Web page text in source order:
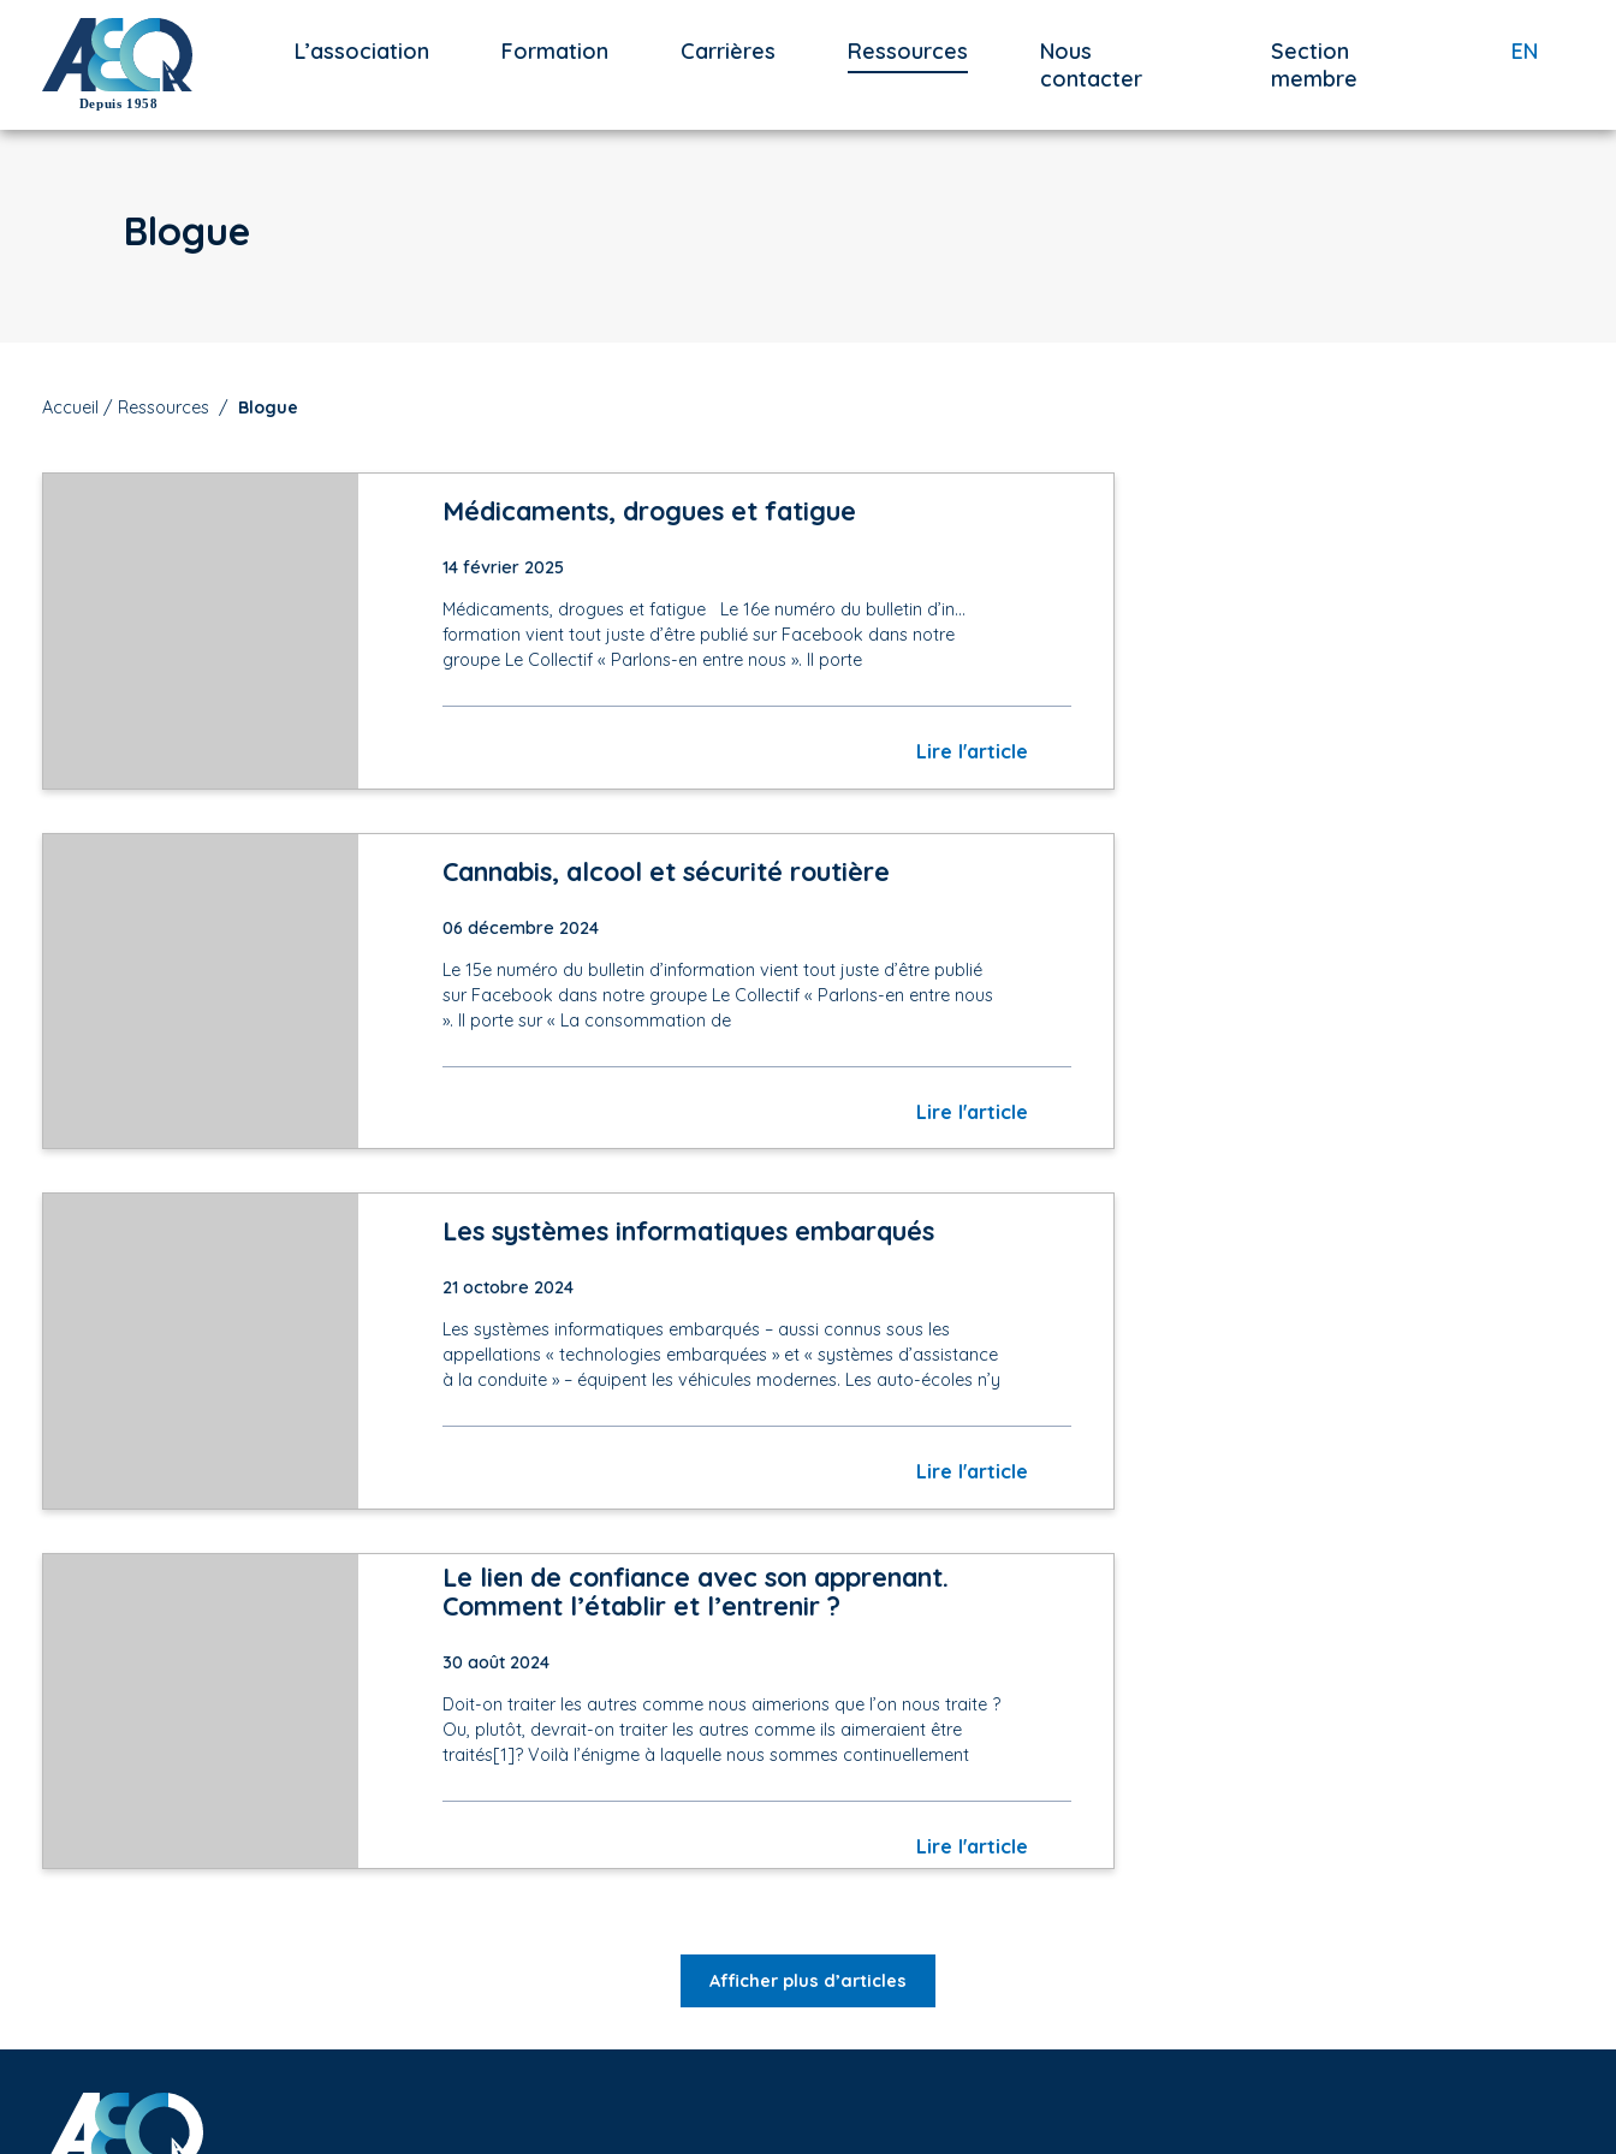
L’association Formation Carrières Ressources
Nous
contacter
Section
membre
EN
Blogue
Accueil / Ressources / Blogue
Médicaments, drogues et fatigue
14 février 2025
Médicaments, drogues et fatigue Le 16e numéro du bulletin d’in…
formation vient tout juste d’être publié sur Facebook dans notre
groupe Le Collectif « Parlons-en entre nous ». Il porte
Lire l'article
Cannabis, alcool et sécurité routière
06 décembre 2024
Le 15e numéro du bulletin d’information vient tout juste d’être publié
sur Facebook dans notre groupe Le Collectif « Parlons-en entre nous
». Il porte sur « La consommation de
Lire l'article
Les systèmes informatiques embarqués
21 octobre 2024
Les systèmes informatiques embarqués – aussi connus sous les
appellations « technologies embarquées » et « systèmes d’assistance
à la conduite » – équipent les véhicules modernes. Les auto-écoles n’y
Lire l'article
Le lien de confiance avec son apprenant.
Comment l’établir et l’entrenir ?
30 août 2024
Doit-on traiter les autres comme nous aimerions que l’on nous traite ?
Ou, plutôt, devrait-on traiter les autres comme ils aimeraient être
traités[1]? Voilà l’énigme à laquelle nous sommes continuellement
Lire l'article
Afficher plus d’articles